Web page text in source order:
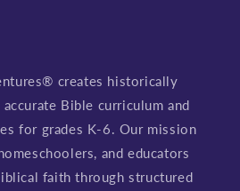
creates historically
Bible curriculum and
for grades K-6. Our mission
and educators
faith through structured